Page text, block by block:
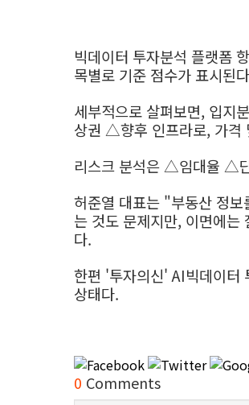
빅데이터 투자분석 플랫폼
목별로 기준 점수가 표시된
세부적으로 살펴보면, 입
상권 △향후 인프라로, 가
리스크 분석은 △임대율 △
허준열 대표는 "부동산 정
는 것도 문제지만, 이면에는
다.
한편 '투자의신' AI빅데이터
상태다.
0 Comments